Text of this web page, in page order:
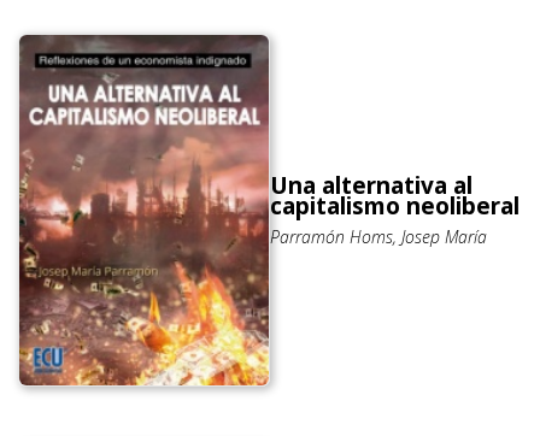
Una alternativa al
capitalismo neoliberal
Parramón Homs, Josep María